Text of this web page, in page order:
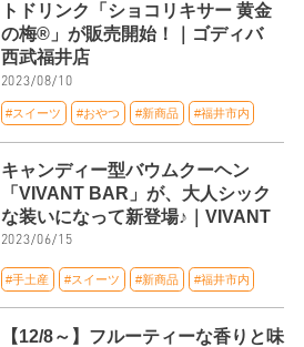
トドリンク「ショコリキサー 黄金
の梅®」が販売開始！｜ゴディバ
西武福井店
2023/08/10
#スイーツ #おやつ #新商品 #福井市内
キャンディー型バウムクーヘン
「VIVANT BAR」が、大人シック
な装いになって新登場♪｜VIVANT
2023/06/15
#手土産 #スイーツ #新商品 #福井市内
【12/8～】フルーティーな香りと味